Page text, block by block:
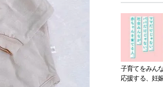
子育てをみん
応援する、妊